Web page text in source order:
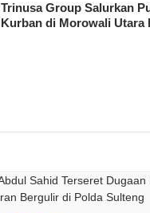
Trinusa Group Salurkan
Kurban di Morowali Utara